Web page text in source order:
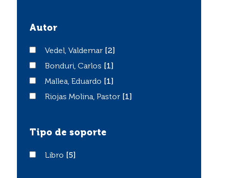
Autor
Vedel, Valdemar
Vedel, Valdemar
[2]
Bonduri, Carlos
Bonduri, Carlos
[1]
Mallea, Eduardo
Mallea, Eduardo
[1]
Riojas Molina, Pastor
Riojas Molina, Pastor [1]
Tipo de soporte
LibroLibro [5]